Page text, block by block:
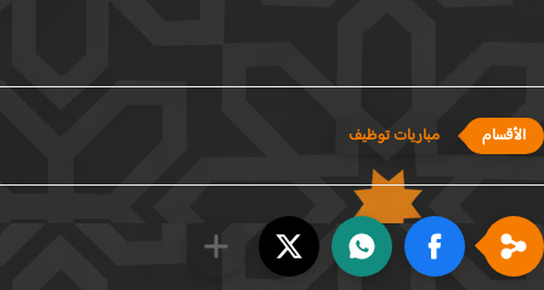
مباريات توظيف